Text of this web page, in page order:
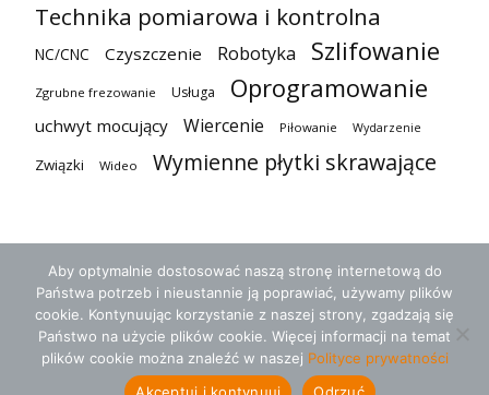
Technika pomiarowa i kontrolna
NC/CNC Czyszczenie Robotyka Szlifowanie
Zgrubne frezowanie Usługa Oprogramowanie
uchwyt mocujący Wiercenie Piłowanie Wydarzenie
Związki Wideo Wymienne płytki skrawające
Ogólne warunki umowy Ochrona danych Kontakt
Aby optymalnie dostosować naszą stronę internetową do
Państwa potrzeb i nieustannie ją poprawiać, używamy plików
cookie. Kontynuując korzystanie z naszej strony, zgadzają się
Państwo na użycie plików cookie. Więcej informacji na temat
plików cookie można znaleźć w naszej Polityce prywatności
Akceptuj i kontynuuj
Odrzuć